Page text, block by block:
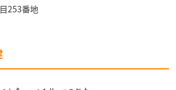
253番地